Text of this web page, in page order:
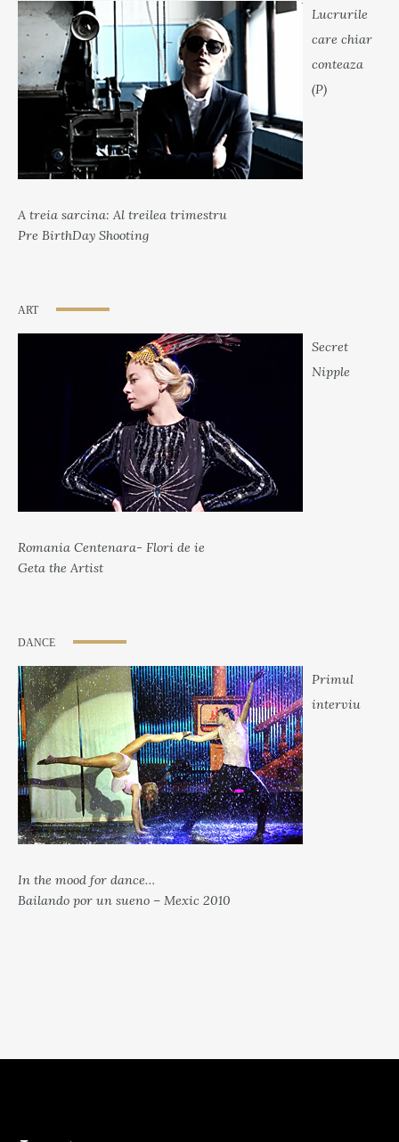
Lucrurile
care chiar
conteaza
(P)
A treia sarcina: Al treilea trimestru
Pre BirthDay Shooting
ART
Secret
Nipple
Romania Centenara- Flori de ie
Geta the Artist
DANCE
Primul
interviu
In the mood for dance…
Bailando por un sueno – Mexic 2010